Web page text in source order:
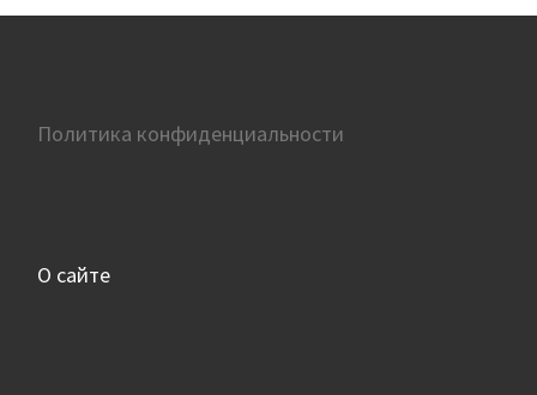
Политика конфиденциальности
О сайте